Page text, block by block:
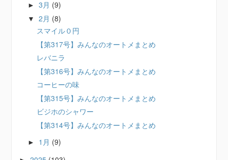
►3月 (9)
▼2月 (8)
スマイル０円
【第317号】みんなのオートメまとめ
レバニラ
【第316号】みんなのオートメまとめ
コーヒーの味
【第315号】みんなのオートメまとめ
ビジホのシャワー
【第314号】みんなのオートメまとめ
► 1月 (9)